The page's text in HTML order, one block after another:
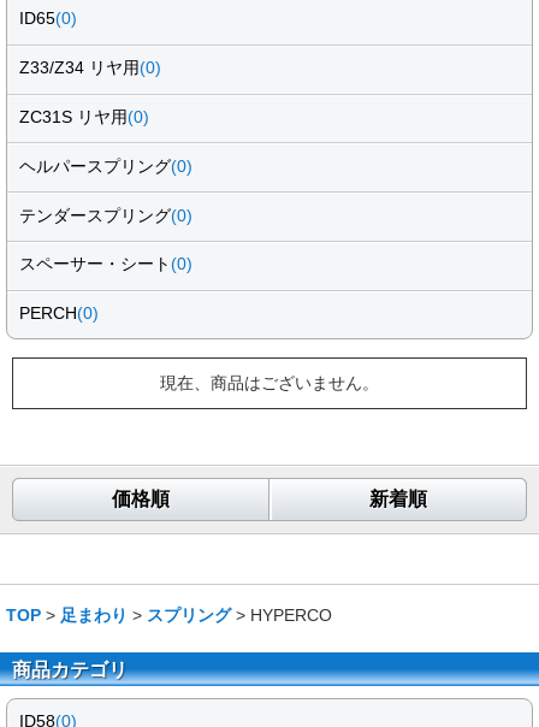
ID65(0)
Z33/Z34 リヤ用(0)
ZC31S リヤ用(0)
ヘルパースプリング(0)
テンダースプリング(0)
スペーサー・シート(0)
PERCH(0)
現在、商品はございません。
価格順 新着順
TOP > 足まわり > スプリング> HYPERCO
商品カテゴリ
ID58(0)